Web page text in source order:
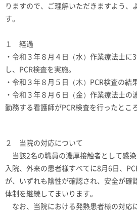
りますので、ご理解いただきますよう、
す。
１ 経過
・令和３年８月４日（水）作業療法士に
し、 PCR検査を実施。
・令和３年８月５日（木） PCR検査の結
・令和３年８月６日（金）作業療法士の
勤務する看護師がPCR検査を行ったとこ
２ 当院の対応について
当該2名の職員の濃厚接触者として感
入院、外来の患者様すべてに8月6日、
が、いずれも陰性が確認され、安全が確
体制を継続してまいります。
なお、当院における発熱患者様の対応